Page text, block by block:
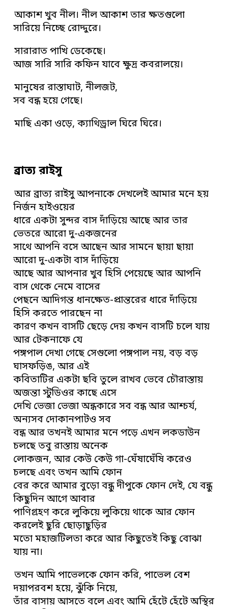
আকাশ খুব নীল। নীল আকাশ তার ক্ষতগুলো
সারিয়ে নিচ্ছে রোদ্দুরে।
সারারাত পাখি ডেকেছে।
আজ সারি সারি কফিন যাবে ক্ষুদ্র কবরালয়ে।
মানুষের রাস্তাঘাট, নীলজট,
সব বন্ধ হয়ে গেছে।
মাছি একা ওড়ে, ক্যাথিড্রাল ঘিরে ঘিরে।
ব্রাত্য রাইসু
আর ব্রাত্য রাইসু আপনাকে দেখলেই আমার মনে হয়
নির্জন হাইওয়ের
ধারে একটা সুন্দর বাস দাঁড়িয়ে আছে আর তার
ভেতরে আরো দু-একজনের
সাথে আপনি বসে আছেন আর সামনে ছায়া ছায়া
আরো দু-একটা বাস দাঁড়িয়ে
আছে আর আপনার খুব হিসি পেয়েছে আর আপনি
বাস থেকে নেমে বাসের
পেছনে আদিগন্ত ধানক্ষেত-প্রান্তরের ধারে দাঁড়িয়ে
হিসি করতে পারছেন না
কারণ কখন বাসটি ছেড়ে দেয় কখন বাসটি চলে যায়
আর টেকনাফে যে
পঙ্গপাল দেখা গেছে সেগুলো পঙ্গপাল নয়, বড় বড়
ঘাসফড়িঙ, আর এই
কবিতাটির একটা ছবি তুলে রাখব ভেবে চৌরাস্তায়
অজন্তা স্টুডিওর কাছে এসে
দেখি ভেজা ভেজা অন্ধকারে সব বন্ধ আর আশ্চর্য,
অন্যসব দোকানপাটও সব
বন্ধ আর তখনই আমার মনে পড়ে এখন লকডাউন
চলছে তবু রাস্তায় অনেক
লোকজন, আর কেউ কেউ গা-ঘেঁষাঘেঁষি করেও
চলছে এবং তখন আমি ফোন
বের করে আমার বুড়ো বন্ধু দীপুকে ফোন দেই, যে বন্ধু
কিছুদিন আগে আবার
পাণিগ্রহণ করে লুকিয়ে লুকিয়ে থাকে আর ফোন
করলেই ছুরি ছোড়াছুড়ির
মতো মহাজটিলতা করে আর কিছুতেই কিছু বোঝা
যায় না।
তখন আমি পাভেলকে ফোন করি, পাভেল বেশ
দয়াপরবশ হয়ে, ঝুঁকি নিয়ে,
তাঁর বাসায় আসতে বলে এবং আমি হেঁটে হেঁটে অস্থির